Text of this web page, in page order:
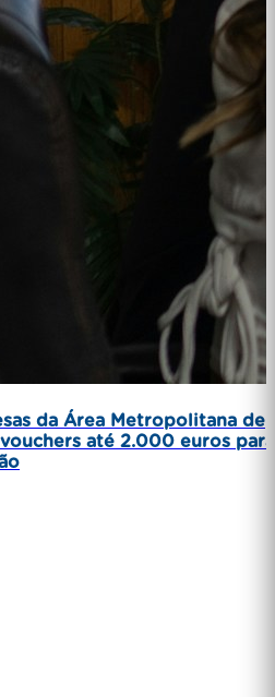
da Área Metropolitana de
até 2.000 euros para